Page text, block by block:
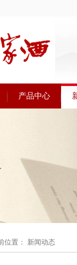
产品中心
位置： 新闻动态